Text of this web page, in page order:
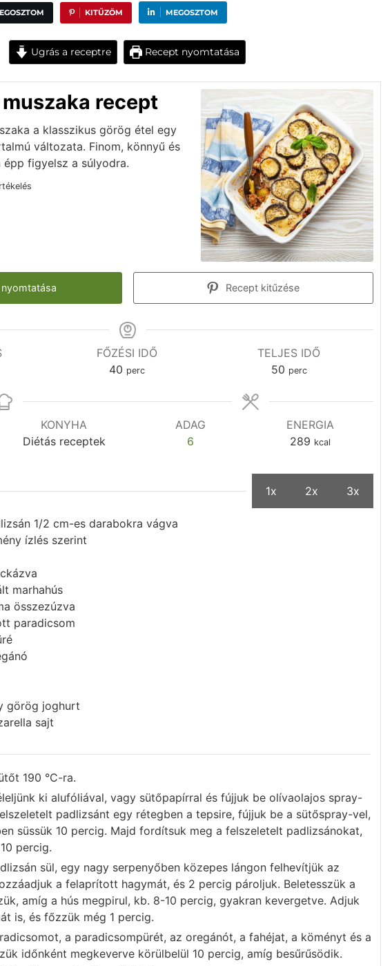
KITŰZÖM MEGOSZTOM
Ugrás a receptre Recept nyomtatása
recept
a klasszikus görög étel egy
változata. Finom, könnyű és
épp figyelsz a súlyodra.
Recept kitűzése
FŐZÉSI IDŐ
40 perc
TELJES IDŐ
50 perc
KONYHA
Diétás receptek
ADAG
6
ENERGIA
289 kcal
1x 2x 3x
1/2 cm-es darabokra vágva
ízlés szerint
marhahús
összezúzva
paradicsom
görög joghurt
sajt
190 °C-ra.
ki alufóliával, vagy sütőpapírral és fújjuk be olívaolajos spray-
padlizsánt egy rétegben a tepsire, fújjuk be a sütőspray-vel,
süssük 10 percig. Majd fordítsuk meg a felszeletelt padlizsánokat,
percig.
sül, egy nagy serpenyőben közepes lángon felhevítjük az
a felaprított hagymát, és 2 percig pároljuk. Beletesszük a
amíg a hús megpirul, kb. 8-10 percig, gyakran kevergetve. Adjuk
is, és főzzük még 1 percig.
a paradicsompürét, az oregánót, a fahéjat, a köményt és a
időnként megkeverve körülbelül 10 percig, amíg besűrűsödik.